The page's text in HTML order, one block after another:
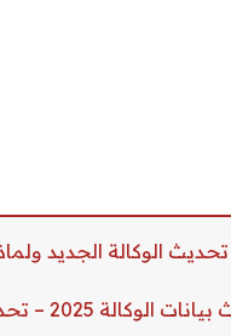
تحديث الوكالة الجديد
2 رابط تحديث